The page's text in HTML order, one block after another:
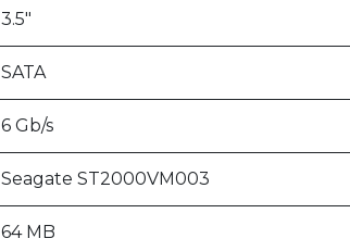
3.5"
SATA
6 Gb/s
Seagate ST2000VM003
64 MB